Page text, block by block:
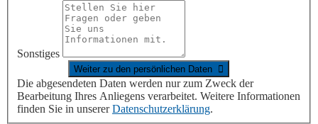
Sonstiges
Die abgesendeten Daten werden nur zum Zweck der
Bearbeitung Ihres Anliegens verarbeitet. Weitere Informationen
finden Sie in unsererDatenschutzerklärung.